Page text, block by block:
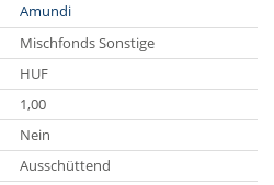
Amundi
Mischfonds Sonstige
HUF
1,00
Nein
Ausschüttend